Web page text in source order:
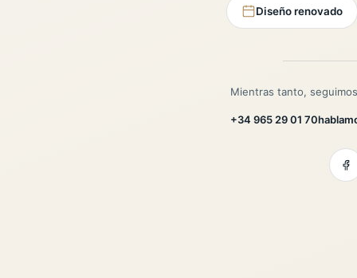
Diseño renovado
Mientras tanto,
+34 965 29 01 70